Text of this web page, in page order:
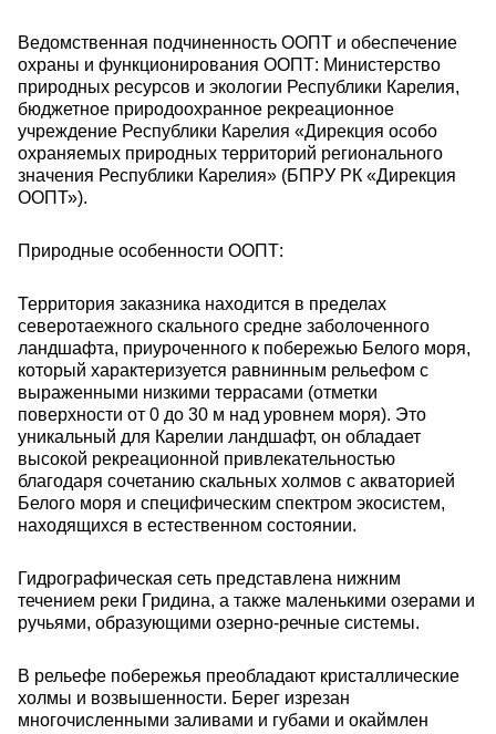
Ведомственная подчиненность ООПТ и обеспечение
охраны и функционирования ООПТ: Министерство
природных ресурсов и экологии Республики Карелия,
бюджетное природоохранное рекреационное
учреждение Республики Карелия «Дирекция особо
охраняемых природных территорий регионального
значения Республики Карелия» (БПРУ РК «Дирекция
ООПТ»).
Природные особенности ООПТ:
Территория заказника находится в пределах
северотаежного скального средне заболоченного
ландшафта, приуроченного к побережью Белого моря,
который характеризуется равнинным рельефом с
выраженными низкими террасами (отметки
поверхности от 0 до 30 м над уровнем моря). Это
уникальный для Карелии ландшафт, он обладает
высокой рекреационной привлекательностью
благодаря сочетанию скальных холмов с акваторией
Белого моря и специфическим спектром экосистем,
находящихся в естественном состоянии.
Гидрографическая сеть представлена нижним
течением реки Гридина, а также маленькими озерами и
ручьями, образующими озерно-речные системы.
В рельефе побережья преобладают кристаллические
холмы и возвышенности. Берег изрезан
многочисленными заливами и губами и окаймлен